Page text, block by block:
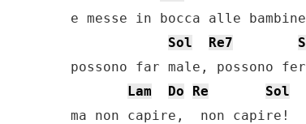
e messe in bocca alle
Sol
Re7
possono far male, possono
Lam
Do Re
Sol
ma non capire,  non capire!